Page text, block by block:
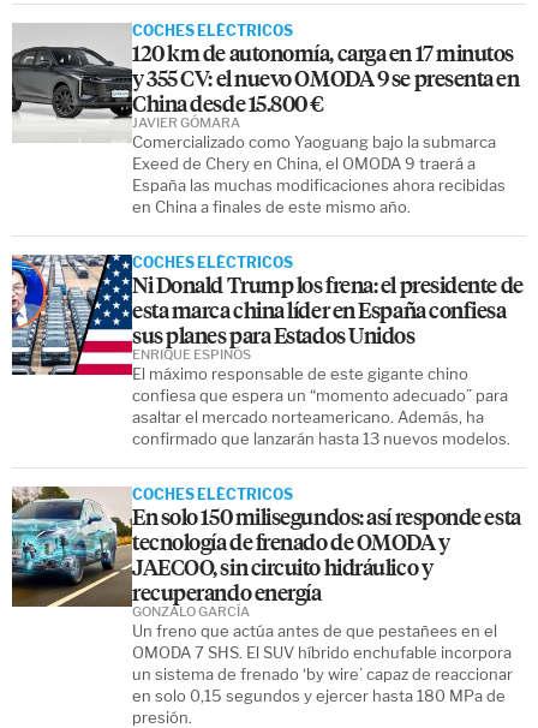
COCHES ELÉCTRICOS
120 km de autonomía, carga en 17 minutos
y 355 CV: el nuevo OMODA 9 se presenta en
China desde 15.800 €
Comercializado como Yaoguang bajo la submarca
Exeed de Chery en China, el OMODA 9 traerá a
España las muchas modificaciones ahora recibidas
en China a finales de este mismo año.
JAVIER GÓMARA
COCHES ELÉCTRICOS
Ni Donald Trump los frena: el presidente de
esta marca china líder en España confiesa
sus planes para Estados Unidos
El máximo responsable de este gigante chino
confiesa que espera un “momento adecuado” para
asaltar el mercado norteamericano. Además, ha
confirmado que lanzarán hasta 13 nuevos modelos.
ENRIQUE ESPINÓS
COCHES ELÉCTRICOS
En solo 150 milisegundos: así responde esta
tecnología de frenado de OMODA y
JAECOO, sin circuito hidráulico y
recuperando energía
Un freno que actúa antes de que pestañees en el
OMODA 7 SHS. El SUV híbrido enchufable incorpora
un sistema de frenado ‘by wire’ capaz de reaccionar
en solo 0,15 segundos y ejercer hasta 180 MPa de
presión.
GONZALO GARCÍA